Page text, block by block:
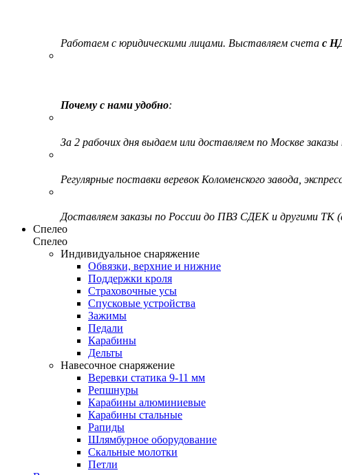
Работаем с юридическими лицами. Выставляем счета с
Почему с нами удобно:
За 2 рабочих дня выдаем или доставляем по Москве
Регулярные поставки веревок Коломенского завода,
Доставляем заказы по России до ПВЗ СДЕК и другими
Спелео
Спелео
Индивидуальное снаряжение
Обвязки, верхние и нижние
Поддержки кроля
Страховочные усы
Спусковые устройства
Зажимы
Педали
Карабины
Дельты
Навесочное снаряжение
Веревки статика 9-11 мм
Репшнуры
Карабины алюминиевые
Карабины стальные
Рапиды
Шлямбурное оборудование
Скальные молотки
Петли